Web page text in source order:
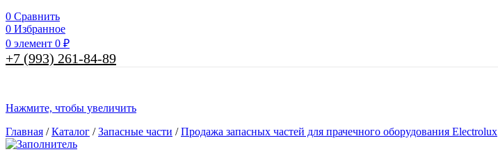
0 Сравнить
0 Избранное
0 элемент 0 ₽
+7 (993) 261-84-89
Нажмите, чтобы увеличить
Главная /Каталог /Запасные части /Продажа запасных частей для прачечного оборудования Electrolux